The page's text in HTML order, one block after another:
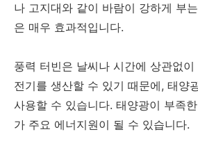
나 고지대와 같이 바람이 강하게 부
은 매우 효과적입니다.
풍력 터빈은 날씨나 시간에 상관없
전기를 생산할 수 있기 때문에, 태양
사용할 수 있습니다. 태양광이 부족
가 주요 에너지원이 될 수 있습니다.